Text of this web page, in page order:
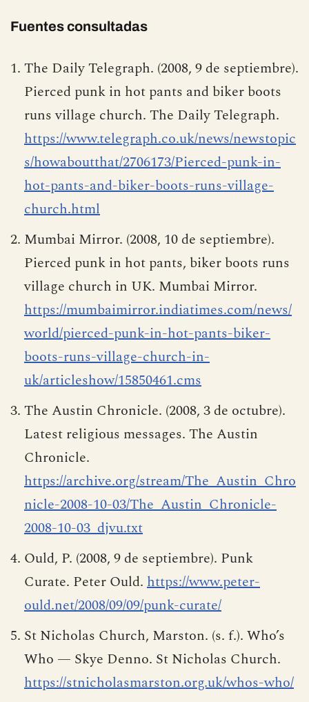
Fuentes consultadas
The Daily Telegraph. (2008, 9 de septiembre).
Pierced punk in hot pants and biker boots
runs village church. The Daily Telegraph.
https://www.telegraph.co.uk/news/newstopic
s/howaboutthat/2706173/Pierced-punk-in-
hot-pants-and-biker-boots-runs-village-
church.html
Mumbai Mirror. (2008, 10 de septiembre).
Pierced punk in hot pants, biker boots runs
village church in UK. Mumbai Mirror.
https://mumbaimirror.indiatimes.com/news/
world/pierced-punk-in-hot-pants-biker-
boots-runs-village-church-in-
uk/articleshow/15850461.cms
The Austin Chronicle. (2008, 3 de octubre).
Latest religious messages. The Austin
Chronicle.
https://archive.org/stream/The_Austin_Chro
nicle-2008-10-03/The_Austin_Chronicle-
2008-10-03_djvu.txt
Ould, P. (2008, 9 de septiembre). Punk
Curate. Peter Ould. https://www.peter-
ould.net/2008/09/09/punk-curate/
St Nicholas Church, Marston. (s. f.). Who’s
Who — Skye Denno. St Nicholas Church.
https://stnicholasmarston.org.uk/whos-who/